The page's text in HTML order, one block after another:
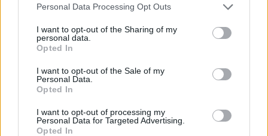
Personal Data Processing Opt Outs
I want to opt-out of the Sharing of my
personal data.
Opted In
I want to opt-out of the Sale of my
Personal Data.
Opted In
I want to opt-out of processing my
Personal Data for Targeted Advertising.
Opted In
tartozik, melynek olvasása előfizetéses
Az előfizetés a következőket tartalmazza:
Kötéslisták: BÉT elmúlt 2 év napon belüli
kötéslistái
Előfizetés